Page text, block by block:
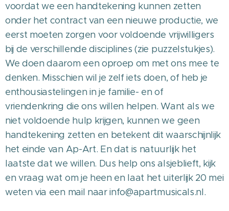
voordat we een handtekening kunnen zetten
onder het contract van een nieuwe productie, we
eerst moeten zorgen voor voldoende vrijwilligers
bij de verschillende disciplines (zie puzzelstukjes).
We doen daarom een oproep om met ons mee te
denken. Misschien wil je zelf iets doen, of heb je
enthousiastelingen in je familie- en of
vriendenkring die ons willen helpen. Want als we
niet voldoende hulp krijgen, kunnen we geen
handtekening zetten en betekent dit waarschijnlijk
het einde van Ap-Art. En dat is natuurlijk het
laatste dat we willen. Dus help ons alsjeblieft, kijk
en vraag wat om je heen en laat het uiterlijk 20 mei
weten via een mail naar info@apartmusicals.nl.